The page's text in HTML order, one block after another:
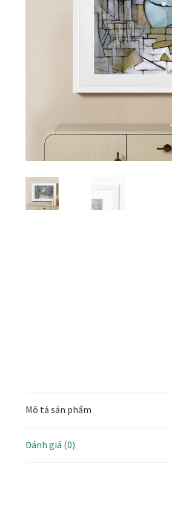
Tranh sơn mài phòng kháchTranh
Tranh treo phòng làm việc giám
Xưởng tranh Mia Home
Mô tả sản phẩm
Đánh giá (0)